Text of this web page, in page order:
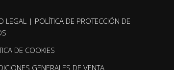
LEGAL | POLÍTICA DE PROTECCIÓN DE
DE COOKIES
GENERALES DE VENTA